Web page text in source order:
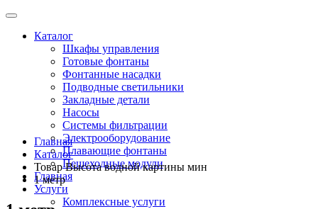
Каталог
Шкафы управления
Готовые фонтаны
Фонтанные насадки
Подводные светильники
Закладные детали
Насосы
Системы фильтрации
Электрооборудование
Плавающие фонтаны
Пешеходные модули
Главная
Услуги
Комплексные услуги
Главная
Каталог
Товар Высота водной картины мин
1 метр